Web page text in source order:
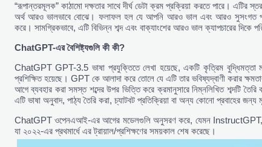
“রূপান্তরমূলক” কাঠামো দক্ষতার সাথে দীর্ঘ ডেটা ক্রম প্রক্রিয়া করতে পারে। এটির
অর্থ আরও ভালভাবে বোঝে। ফলাফল হল যে আপনি আরও ভাল এবং আরও সুসংগত
করে। সামগ্রিকভাবে, এটি বিভিন্ন শব্দ এবং বাক্যাংশের আরও ভাল ক্যাপচারের দিকে
ChatGPT-এরবৈশিষ্ট্যগুলিকীকী?
ChatGPT GPT-3.5 ভাষা প্রযুক্তিতে লেখা হয়েছে, একটি কৃত্রিম বুদ্ধিমত্তা
প্রশিক্ষিত হয়েছে। GPT কে আলাদা করে তোলে যে এটি তার ভবিষ্যদ্বাণী করার
আগে ব্যবহার করা সমস্ত শব্দের উপর ভিত্তি করে ক্রমানুসারে নিম্নলিখিত শব্দটি
এটি ভাষা অনুবাদ, পাঠ্য তৈরি করা, চ্যাটবট প্রতিক্রিয়া বা অন্য কোনো প্রবাহের
ChatGPT ওপেনএআই-এর আগের মডেলগুলি অনুসরণ করে, যেমন InstructGPT,
যা ২০২২-এর প্রথমার্ধে এর ট্রায়াল/প্রশিক্ষণের সময়কাল শেষ করেছে।